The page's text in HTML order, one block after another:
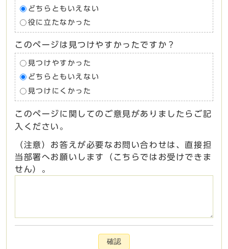
どちらともいえない
役に立たなかった
このページは見つけやすかったですか？
見つけやすかった
どちらともいえない
見つけにくかった
このページに関してのご意見がありましたらご記
入ください。
（注意）お答えが必要なお問い合わせは、直接担
当部署へお願いします（こちらではお受けできま
せん）。
確認